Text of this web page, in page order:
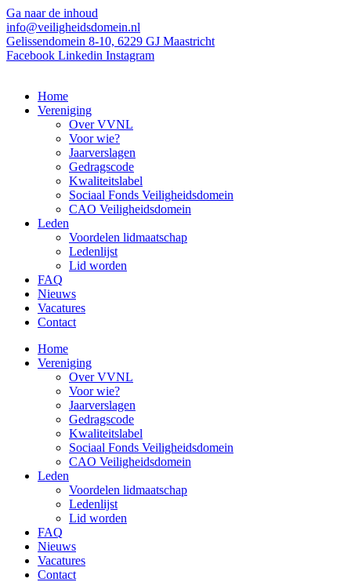
Ga naar de inhoud
info@veiligheidsdomein.nl
Gelissendomein 8-10, 6229 GJ Maastricht
Facebook Linkedin Instagram
Home
Vereniging
Over VVNL
Voor wie?
Jaarverslagen
Gedragscode
Kwaliteitslabel
Sociaal Fonds Veiligheidsdomein
CAO Veiligheidsdomein
Leden
Voordelen lidmaatschap
Ledenlijst
Lid worden
FAQ
Nieuws
Vacatures
Contact
Home
Vereniging
Over VVNL
Voor wie?
Jaarverslagen
Gedragscode
Kwaliteitslabel
Sociaal Fonds Veiligheidsdomein
CAO Veiligheidsdomein
Leden
Voordelen lidmaatschap
Ledenlijst
Lid worden
FAQ
Nieuws
Vacatures
Contact